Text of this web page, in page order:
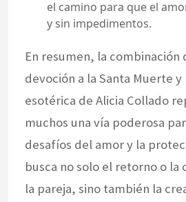
el camino para que el
y sin impedimentos.
En resumen, la combinación
devoción a la Santa Muerte y
esotérica de Alicia Collado
muchos una vía poderosa
desafíos del amor y la
busca no solo el retorno o la
la pareja, sino también la